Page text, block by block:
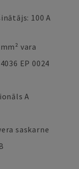
100 A
vara
EP 0024
A
saskarne